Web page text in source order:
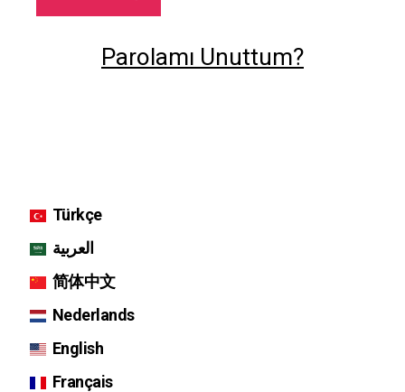
Parolamı Unuttum?
Türkçe
العربية
简体中文
Nederlands
English
Français